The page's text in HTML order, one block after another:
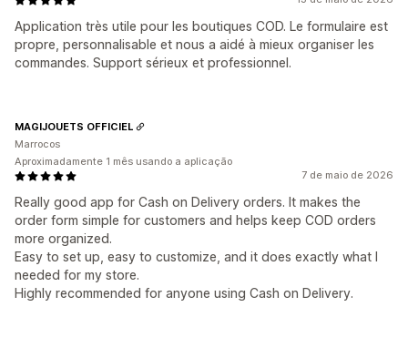
Application très utile pour les boutiques COD. Le formulaire est
propre, personnalisable et nous a aidé à mieux organiser les
commandes. Support sérieux et professionnel.
7 de maio de 2026
Really good app for Cash on Delivery orders. It makes the
order form simple for customers and helps keep COD orders
more organized.
Easy to set up, easy to customize, and it does exactly what I
needed for my store.
Highly recommended for anyone using Cash on Delivery.
MAGIJOUETS OFFICIEL
Marrocos
Aproximadamente 1 mês usando a aplicação